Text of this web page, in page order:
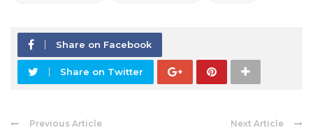
Share on Facebook
Share on Twitter
Previous Article Next Article